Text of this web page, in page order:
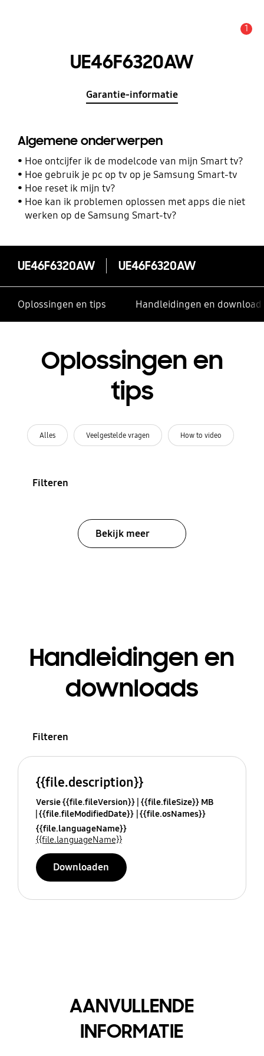
1
UE46F6320AW
Garantie-informatie
Algemene onderwerpen
Hoe ontcijfer ik de modelcode van mijn Smart tv?
Hoe gebruik je pc op tv op je Samsung Smart-tv
Hoe reset ik mijn tv?
Hoe kan ik problemen oplossen met apps die niet
werken op de Samsung Smart-tv?
UE46F6320AW UE46F6320AW
Oplossingen en tips Handleidingen en
Oplossingen en
tips
Alles Veelgestelde vragen How to video
Filteren
Bekijk meer
Handleidingen en
downloads
Filteren
{{file.description}}
Versie {{file.fileVersion}} {{file.fileSize}} MB
{{file.fileModifiedDate}} {{file.osNames}}
{{file.languageName}}
{{file.languageName}}
Downloaden
AANVULLENDE
INFORMATIE